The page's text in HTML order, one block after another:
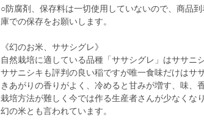
○防腐剤、保存料は一切使用していないので、商品
庫での保存をお願いします。
《幻のお米、ササシグレ》
自然栽培に適している品種「ササシグレ」はササニ
ササニシキも評判の良い稲ですが唯一食味だけはサ
きあがりの香りがよく、冷めると甘みが増す、味、
栽培方法が難しく今では作る生産者さんが少なくな
幻の米とも言われています。